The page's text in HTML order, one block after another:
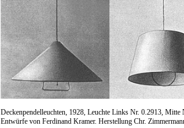
Deckenpendelleuchten, 1928, Leuchte Links Nr. 0.2913, Mitte
Entwürfe von Ferdinand Kramer. Herstellung Chr.